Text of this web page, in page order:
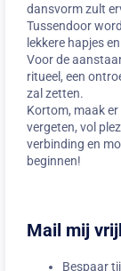
dansvorm zult
Tussendoor
lekkere hapjes
Voor de
ritueel, een
zal zetten.
Kortom, maak
vergeten, vol
verbinding en
beginnen!
Mail mij
Bespaar